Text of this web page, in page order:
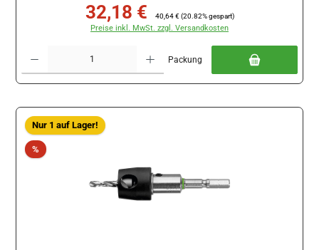
Verkaufspreis:
32,18 € 40,64 € (20.82% gespart)
Preise inkl. MwSt. zzgl. Versandkosten
Packung
Nur 1 auf Lager!
%Rabatt